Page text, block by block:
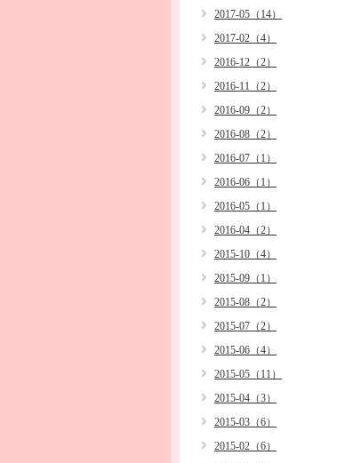
2017-05（14）
2017-02（4）
2016-12（2）
2016-11（2）
2016-09（2）
2016-08（2）
2016-07（1）
2016-06（1）
2016-05（1）
2016-04（2）
2015-10（4）
2015-09（1）
2015-08（2）
2015-07（2）
2015-06（4）
2015-05（11）
2015-04（3）
2015-03（6）
2015-02（6）